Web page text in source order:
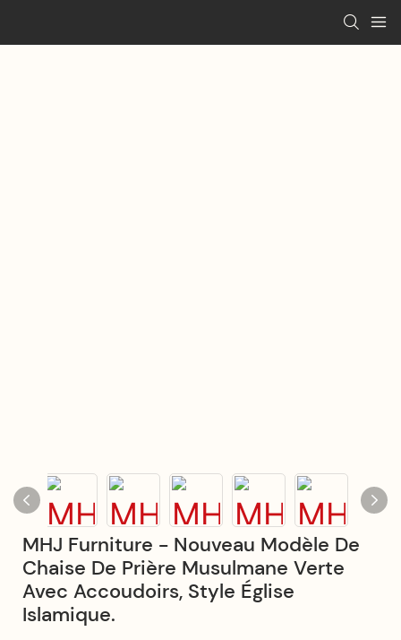
MHJ Furniture - Nouveau Modèle De
Chaise De Prière Musulmane Verte
Avec Accoudoirs, Style Église
Islamique.